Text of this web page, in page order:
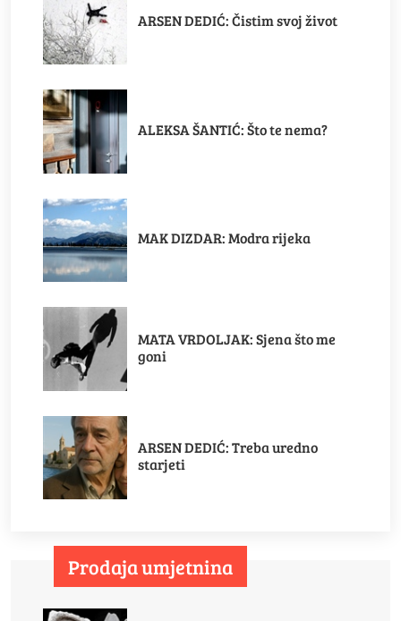
ARSEN DEDIĆ: Čistim svoj život
ALEKSA ŠANTIĆ: Što te nema?
MAK DIZDAR: Modra rijeka
MATA VRDOLJAK: Sjena što me
goni
ARSEN DEDIĆ: Treba uredno
starjeti
Prodaja umjetnina